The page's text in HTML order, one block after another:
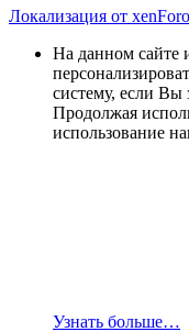
Локализация от
На данном сайте
систему, если Вы
Продолжая
использование
Узнать больше…